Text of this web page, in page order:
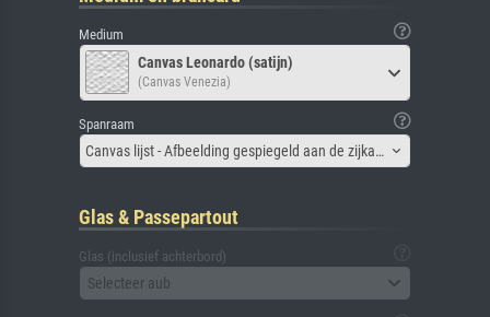
Medium
Canvas Leonardo (satijn)
(Canvas Venezia)
Spanraam
Canvas lijst - Afbeelding gespiegeld aan de zijkant
Glas & Passepartout
Glas (inclusief achterbord)
Selecteer aub